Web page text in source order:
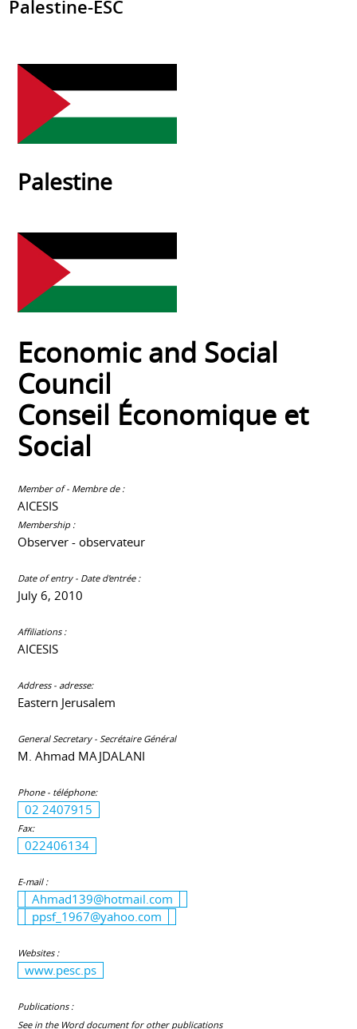
Palestine-ESC
Palestine
Economic and Social
Council
Conseil Économique et
Social
Member of - Membre de :
AICESIS
Membership :
Observer - observateur
Date of entry - Date d'entrée :
July 6, 2010
Affiliations :
AICESIS
Address - adresse:
Eastern Jerusalem
General Secretary - Secrétaire Général
M. Ahmad MAJDALANI
Phone - téléphone:
02 2407915
Fax:
022406134
E-mail :
Ahmad139@hotmail.com
ppsf_1967@yahoo.com
Websites :
www.pesc.ps
Publications :
See in the Word document for other publications